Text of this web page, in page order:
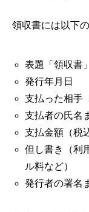
領収書には以下
表題「領収書」
発行年月日
支払った相手
支払者の氏名
支払金額（税
但し書き（利
ル料など）
発行者の署名